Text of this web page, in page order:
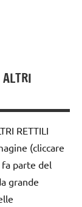
RETTILI
(cliccare
parte del
grande